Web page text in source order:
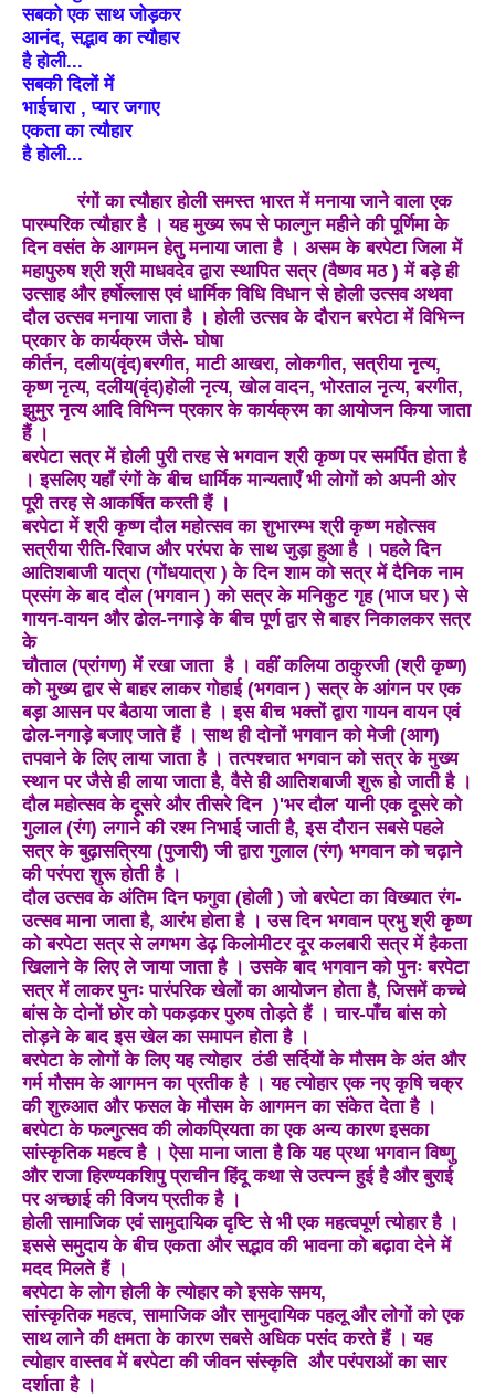
सबको एक साथ जोड़कर
आनंद, सद्भाव का त्यौहार
है होली...
सबकी दिलों में
भाईचारा , प्यार जगाए
एकता का त्यौहार
है होली...
रंगों का त्यौहार होली समस्त भारत में मनाया जाने वाला एक
पारम्परिक त्यौहार है । यह मुख्य रूप से फाल्गुन महीने की पूर्णिमा के
दिन वसंत के आगमन हेतु मनाया जाता है । असम के बरपेटा जिला में
महापुरुष श्री श्री माधवदेव द्वारा स्थापित सत्र (वैष्णव मठ ) में बड़े ही
उत्साह और हर्षोल्लास एवं धार्मिक विधि विधान से होली उत्सव अथवा
दौल उत्सव मनाया जाता है । होली उत्सव के दौरान बरपेटा में विभिन्न
प्रकार के कार्यक्रम जैसे- घोषा
कीर्तन, दलीय(वृंद)बरगीत, माटी आखरा, लोकगीत, सत्रीया नृत्य,
कृष्ण नृत्य, दलीय(वृंद)होली नृत्य, खोल वादन, भोरताल नृत्य, बरगीत,
झुमुर नृत्य आदि विभिन्न प्रकार के कार्यक्रम का आयोजन किया जाता
हैं ।
बरपेटा सत्र में होली पुरी तरह से भगवान श्री कृष्ण पर समर्पित होता है
। इसलिए यहाँ रंगों के बीच धार्मिक मान्यताएँ भी लोगों को अपनी ओर
पूरी तरह से आकर्षित करती हैं ।
बरपेटा में श्री कृष्ण दौल महोत्सव का शुभारम्भ श्री कृष्ण महोत्सव
सत्रीया रीति-रिवाज और परंपरा के साथ जुड़ा हुआ है । पहले दिन
आतिशबाजी यात्रा (गोंधयात्रा ) के दिन शाम को सत्र में दैनिक नाम
प्रसंग के बाद दौल (भगवान ) को सत्र के मनिकुट गृह (भाज घर ) से
गायन-वायन और ढोल-नगाड़े के बीच पूर्ण द्वार से बाहर निकालकर सत्र
के
चौताल (प्रांगण) में रखा जाता है । वहीं कलिया ठाकुरजी (श्री कृष्ण)
को मुख्य द्वार से बाहर लाकर गोहाई (भगवान ) सत्र के आंगन पर एक
बड़ा आसन पर बैठाया जाता है । इस बीच भक्तों द्वारा गायन वायन एवं
ढोल-नगाड़े बजाए जाते हैं । साथ ही दोनों भगवान को मेजी (आग)
तपवाने के लिए लाया जाता है । तत्पश्चात भगवान को सत्र के मुख्य
स्थान पर जैसे ही लाया जाता है, वैसे ही आतिशबाजी शुरू हो जाती है ।
दौल महोत्सव के दूसरे और तीसरे दिन )'भर दौल' यानी एक दूसरे को
गुलाल (रंग) लगाने की रश्म निभाई जाती है, इस दौरान सबसे पहले
सत्र के बुढ़ासत्रिया (पुजारी) जी द्वारा गुलाल (रंग) भगवान को चढ़ाने
की परंपरा शुरू होती है ।
दौल उत्सव के अंतिम दिन फगुवा (होली ) जो बरपेटा का विख्यात रंग-
उत्सव माना जाता है, आरंभ होता है । उस दिन भगवान प्रभु श्री कृष्ण
को बरपेटा सत्र से लगभग डेढ़ किलोमीटर दूर कलबारी सत्र में हैकता
खिलाने के लिए ले जाया जाता है । उसके बाद भगवान को पुनः बरपेटा
सत्र में लाकर पुनः पारंपरिक खेलों का आयोजन होता है, जिसमें कच्चे
बांस के दोनों छोर को पकड़कर पुरुष तोड़ते हैं । चार-पाँच बांस को
तोड़ने के बाद इस खेल का समापन होता है ।
बरपेटा के लोगों के लिए यह त्योहार ठंडी सर्दियों के मौसम के अंत और
गर्म मौसम के आगमन का प्रतीक है । यह त्योहार एक नए कृषि चक्र
की शुरुआत और फसल के मौसम के आगमन का संकेत देता है ।
बरपेटा के फल्गुत्सव की लोकप्रियता का एक अन्य कारण इसका
सांस्कृतिक महत्व है । ऐसा माना जाता है कि यह प्रथा भगवान विष्णु
और राजा हिरण्यकशिपु प्राचीन हिंदू कथा से उत्पन्न हुई है और बुराई
पर अच्छाई की विजय प्रतीक है ।
होली सामाजिक एवं सामुदायिक दृष्टि से भी एक महत्वपूर्ण त्योहार है ।
इससे समुदाय के बीच एकता और सद्भाव की भावना को बढ़ावा देने में
मदद मिलते हैं ।
बरपेटा के लोग होली के त्योहार को इसके समय,
सांस्कृतिक महत्व, सामाजिक और सामुदायिक पहलू और लोगों को एक
साथ लाने की क्षमता के कारण सबसे अधिक पसंद करते हैं । यह
त्योहार वास्तव में बरपेटा की जीवन संस्कृति और परंपराओं का सार
दर्शाता है ।